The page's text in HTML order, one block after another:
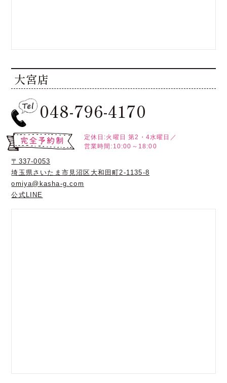
大宮店
048-796-4170
定休日:火曜日 第2・4水曜日／
営業時間:10:00～18:00
〒337-0053
埼玉県さいたま市見沼区大和田町2-1135-8
omiya@kasha-g.com
公式LINE